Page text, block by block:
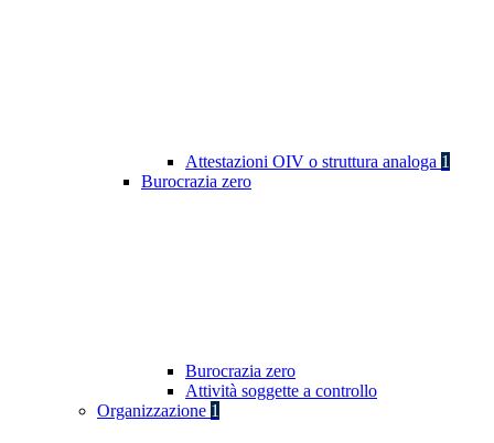
Attestazioni OIV o struttura analoga 1
Burocrazia zero
Burocrazia zero
Attività soggette a controllo
Organizzazione 1